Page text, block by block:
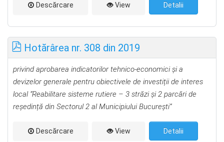
Descărcare View Detalii
Hotărârea nr. 308 din 2019
privind aprobarea indicatorilor tehnico-economici și a
devizelor generale pentru obiectivele de investiții de interes
local ”Reabilitare sisteme rutiere – 3 străzi și 2 parcări de
reședință din Sectorul 2 al Municipiului București”
Descărcare View Detalii